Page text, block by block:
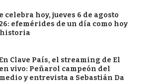
celebra hoy, jueves 6 de agosto
efemérides de un día como hoy
Clave País, el streaming de El
vivo: Peñarol campeón del
y entrevista a Sebastián Da